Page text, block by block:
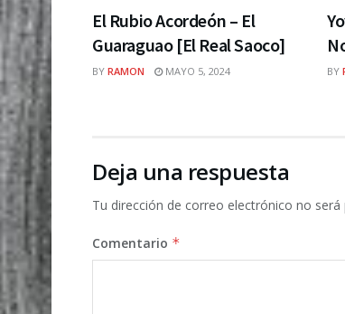
El Rubio Acordeón – El
Guaraguao [El Real Saoco]
BY RAMON MAYO 5, 2024 BY
Deja una respuesta
Tu dirección de correo electrónico no será
Comentario *